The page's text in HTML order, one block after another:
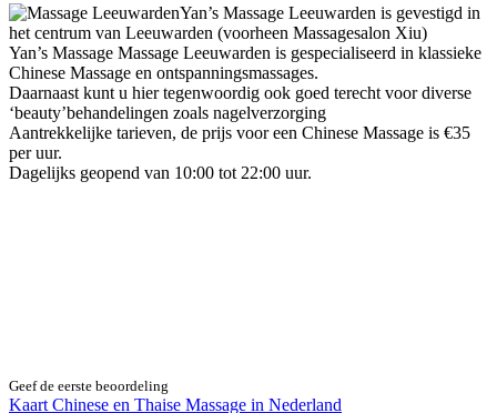
Yan’s Massage Leeuwarden is gevestigd in
het centrum van Leeuwarden (voorheen Massagesalon Xiu)
Yan’s Massage Massage Leeuwarden is gespecialiseerd in klassieke
Chinese Massage en ontspanningsmassages.
Daarnaast kunt u hier tegenwoordig ook goed terecht voor diverse
‘beauty’behandelingen zoals nagelverzorging
Aantrekkelijke tarieven, de prijs voor een Chinese Massage is €35
per uur.
Dagelijks geopend van 10:00 tot 22:00 uur.
Geef de eerste beoordeling
Kaart Chinese en Thaise Massage in Nederland